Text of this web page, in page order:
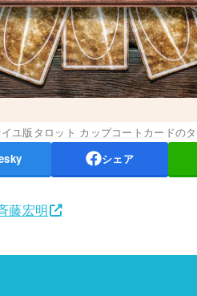
ユ版タロット カップコートカードの
シェア
藤宏明